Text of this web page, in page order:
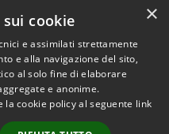
Copyright © 2026 • Comune di
Terranova da Sibari • Powered
×
cookie
e assimilati strettamente
e alla navigazione del sito,
al solo fine di elaborare
e anonime.
cookie policy al seguente link